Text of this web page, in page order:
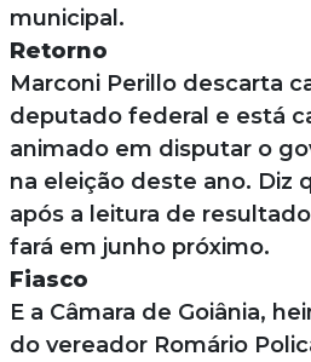
municipal.
Retorno
Marconi Perillo descarta
deputado federal e está
animado em disputar o
na eleição deste ano. Diz
após a leitura de
fará em junho próximo.
Fiasco
E a Câmara de Goiânia,
do vereador Romário